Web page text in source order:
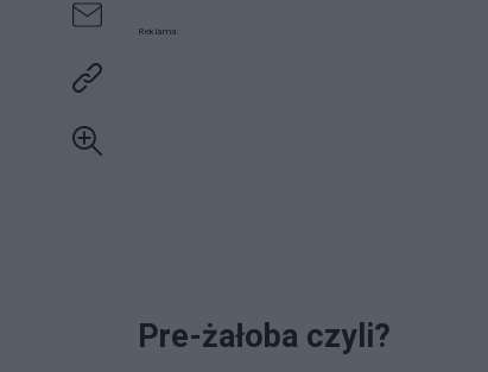
Reklama:
Pre-żałoba czyli?